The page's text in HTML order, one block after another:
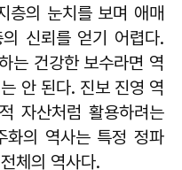
층의 눈치를 보며 애매
신뢰를 얻기 어렵다.
는 건강한 보수라면 역
안 된다. 진보 진영 역
자산처럼 활용하려는
화의 역사는 특정 정파
체의 역사다.